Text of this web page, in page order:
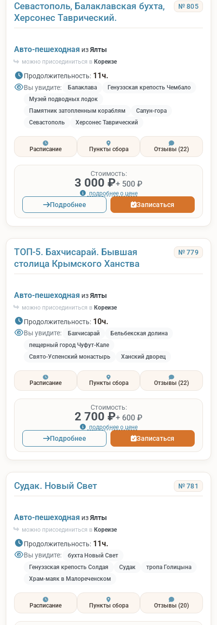
Севастополь, Балаклавская бухта,
Херсонес Таврический.
№ 805
Авто-пешеходная изЯлты
можно присоединиться в Кореизе
Продолжительность: 11ч.
Вы увидите: Балаклава
Генуэзская крепость Чембало
Музей подводных лодок
Памятник затопленным кораблям
Сапун-гора
Севастополь
Херсонес Таврический
Расписание Пункты сбора Отзывы (22)
Стоимость:
3 000 ₽+ 500 ₽
подробнее о цене
Подробнее Записаться
ТОП-5. Бахчисарай. Бывшая
столица Крымского Ханства
№ 779
Авто-пешеходная изЯлты
можно присоединиться в Кореизе
Продолжительность: 10ч.
Вы увидите: Бахчисарай
Бельбекская долина
пещерный город Чуфут-Кале
Свято-Успенский монастырь
Ханский дворец
Расписание Пункты сбора Отзывы (22)
Стоимость:
2 700 ₽+ 600 ₽
подробнее о цене
Подробнее Записаться
Судак. Новый Свет № 781
Авто-пешеходная изЯлты
можно присоединиться в Кореизе
Продолжительность: 11ч.
Вы увидите:
бухта Новый Свет
Генуэзская крепость Солдая
Судак
тропа Голицына
Храм-маяк в Малореченском
Расписание Пункты сбора Отзывы (20)